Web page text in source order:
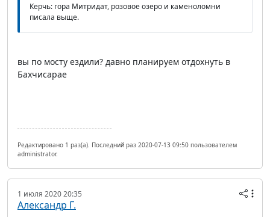
Керчь: гора Митридат, розовое озеро и каменоломни
писала выще.
вы по мосту ездили? давно планируем отдохнуть в
Бахчисарае
Редактировано 1 раз(а). Последний раз 2020-07-13 09:50 пользователем
administrator.
1 июля 2020 20:35
Александр Г.